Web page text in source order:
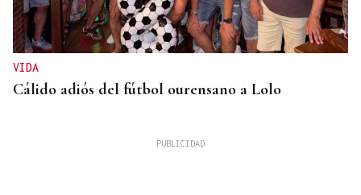
VIDA
Cálido adiós del fútbol ourensano a Lolo